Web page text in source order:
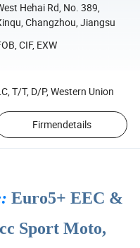
Hehai Rd, No. 389,
Changzhou, Jiangsu
CIF, EXW
T/T, D/P, Western Union
Firmendetails
Euro5+ EEC &
Sport Moto,